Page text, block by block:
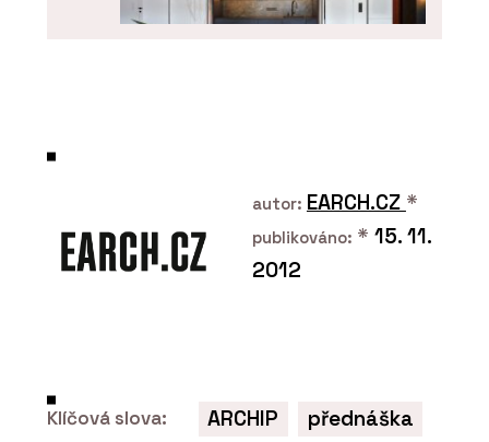
Showroom a dílna DEVOTO
autor: EARCH.CZ *
publikováno: * 15. 11.
2012
Klíčová slova: ARCHIP
přednáška